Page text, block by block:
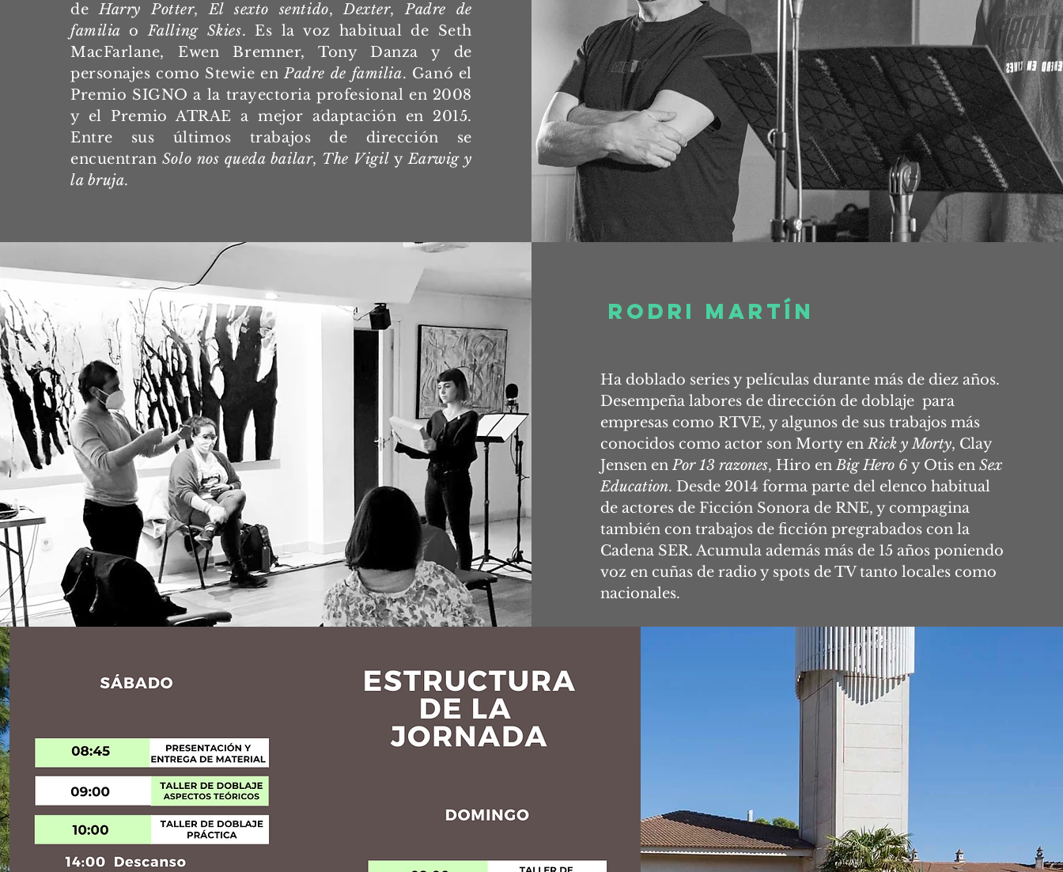
deHarry Potter,El sexto sentido,Dexter,Padre de
familia oFalling Skies. Es la voz habitual de Seth
MacFarlane, Ewen Bremner, Tony Danza y de
personajes como Stewie enPadre de familia. Ganó el
Premio SIGNO a la trayectoria profesional en 2008
y el Premio ATRAE a mejor adaptación en 2015.
Entre sus últimos trabajos de dirección se
encuentran Solo nos queda bailar, The Vigil yEarwig y
la bruja.
rodri martín
Ha doblado series y películas durante más de diez años.
Desempeña labores de dirección de doblaje para
empresas como RTVE, y algunos de sus trabajos más
conocidos como actor son Morty en Rick y Morty, Clay
Jensen en Por 13 razones, Hiro enBig Hero 6 y Otis en Sex
Education. Desde 2014 forma parte del elenco habitual
de actores de Ficción Sonora de RNE, y compagina
también con trabajos de ficción pregrabados con la
Cadena SER. Acumula además más de 15 años poniendo
voz en cuñas de radio y spots de TV tanto locales como
nacionales.